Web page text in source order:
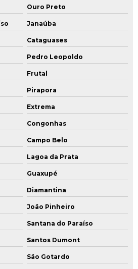
ambiental
de áreas contaminadas
por lixões
e passivos ambientais
confirmatória
rj
por hidrocarbonetos
Ouro Preto
Janaúba
Cataguases
Pedro Leopoldo
Frutal
Pirapora
Extrema
Congonhas
Campo Belo
Lagoa da Prata
Guaxupé
Diamantina
João Pinheiro
Santana do Paraíso
Santos Dumont
São Gotardo